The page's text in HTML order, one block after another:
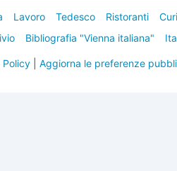
Lavoro Tedesco Ristoranti
Bibliografia "Vienna italiana"
Policy| Aggiorna le preferenze